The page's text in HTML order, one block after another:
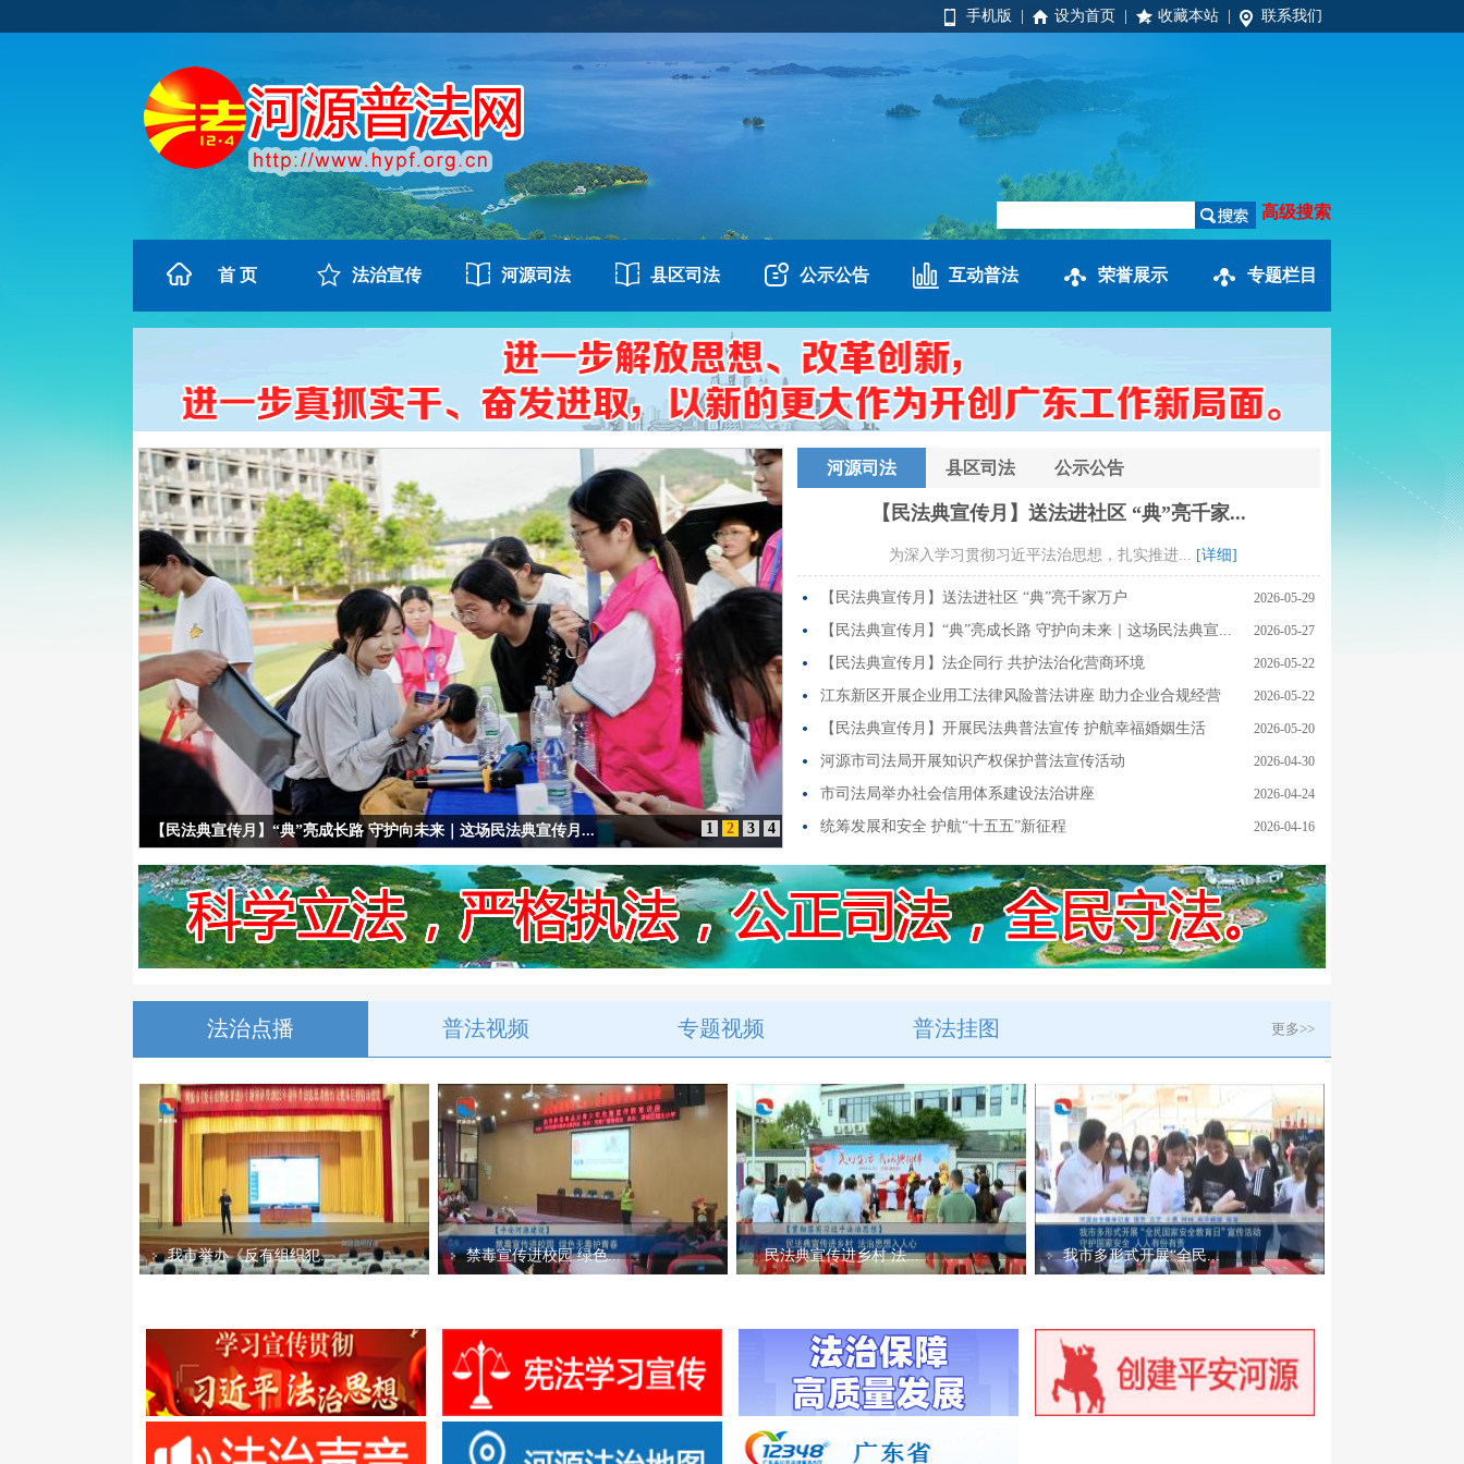
手机版 设为首页 收藏本站 联系我们
高级搜索
首 页 法治宣传 河源司法 县区司法 公示公告 互动普法 荣誉展示 专题栏目
【民法典宣传月】“典”亮成长路 守护向未来｜这场民法典宣传月... 1 2 3 4
河源司法 县区司法 公示公告
【民法典宣传月】送法进社区 “典”亮千家...
为深入学习贯彻习近平法治思想，扎实推进... [详细]
2026-05-29
【民法典宣传月】送法进社区 “典”亮千家万户
2026-05-27
【民法典宣传月】“典”亮成长路 守护向未来｜这场民法典宣...
2026-05-22
【民法典宣传月】法企同行 共护法治化营商环境
2026-05-22
江东新区开展企业用工法律风险普法讲座 助力企业合规经营
2026-05-20
【民法典宣传月】开展民法典普法宣传 护航幸福婚姻生活
2026-04-30
河源市司法局开展知识产权保护普法宣传活动
2026-04-24
市司法局举办社会信用体系建设法治讲座
2026-04-16
统筹发展和安全 护航“十五五”新征程
法治点播 更多>>
普法视频 专题视频 普法挂图
我市举办《反有组织犯... 禁毒宣传进校园 绿色... 民法典宣传进乡村 法... 我市多形式开展“全民...